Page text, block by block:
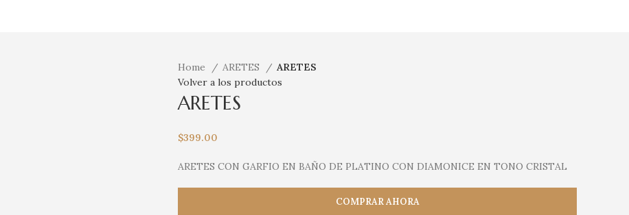
Home ARETES
ARETES
Volver a los productos
ARETES
$399.00
ARETES CON GARFIO EN BAÑO DE PLATINO CON DIAMONICE EN TONO CRISTAL
COMPRAR AHORA